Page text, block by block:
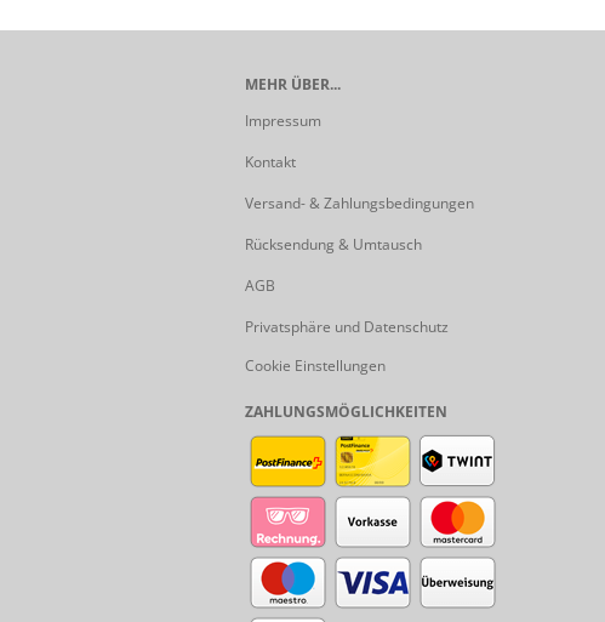
MEHR ÜBER...
Impressum
Kontakt
Versand- & Zahlungsbedingungen
Rücksendung & Umtausch
AGB
Privatsphäre und Datenschutz
Cookie Einstellungen
ZAHLUNGSMÖGLICHKEITEN